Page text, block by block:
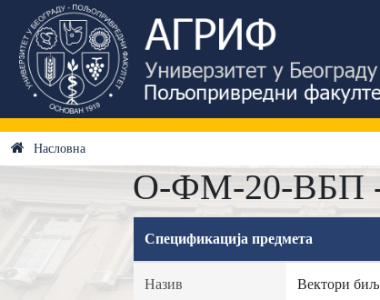
Насловна
О-ФМ-20-ВБП -
Спецификација предмета
Назив Вектори